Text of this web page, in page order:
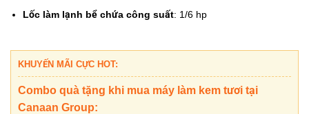
Lốc làm lạnh bể chứa công suất: 1/6 hp
KHUYẾN MÃI CỰC HOT:
Combo quà tặng khi mua máy làm kem tươi tại
Canaan Group: